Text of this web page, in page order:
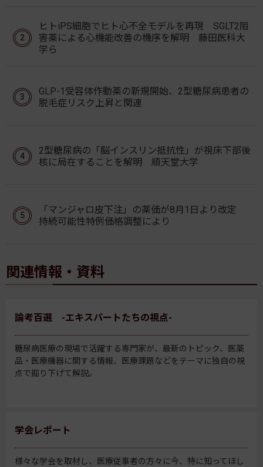
ヒトiPS細胞でヒト心不全モデルを再現 SGLT2阻
害薬による心機能改善の機序を解明 藤田医科大
学ら
GLP-1受容体作動薬の新規開始、2型糖尿病患者の
脱毛症リスク上昇と関連
2型糖尿病の「脳インスリン抵抗性」が視床下部後
核に局在することを解明 順天堂大学
「マンジャロ皮下注」の薬価が8月1日より改定
持続可能性特例価格調整により
関連情報・資料
論考百選 -エキスパートたちの視点-
糖尿病医療の現場で活躍する専門家が、最新のトピック、医薬
品・医療機器に関する情報、医療課題などをテーマに独自の視
点で掘り下げて解説。
学会レポート
様々な学会を取材し、医療従事者の方々に今、特に知ってほし